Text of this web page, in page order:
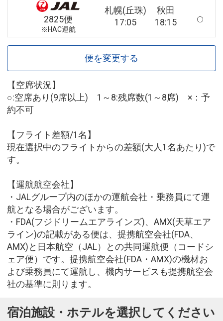
2825便
※HAC運航
札幌(丘珠)
17:05
秋田
18:15
便を変更する
【空席状況】
○:空席あり(9席以上) 1～8:残席数(1～8席) ×：予
約不可
【フライト差額/1名】
現在選択中のフライトからの差額(大人1名あたり)で
す。
【運航航空会社】
・JALグループ内のほかの運航会社・乗務員にて運
航となる場合がございます。
・FDA(フジドリームエアラインズ)、AMX(天草エア
ライン)の記載がある便は、提携航空会社(FDA、
AMX)と日本航空（JAL）との共同運航便（コードシ
ェア便）です。提携航空会社(FDA・AMX)の機材お
よび乗務員にて運航し、機内サービスも提携航空会
社の基準に則ります。
宿泊施設・ホテルを選択してください